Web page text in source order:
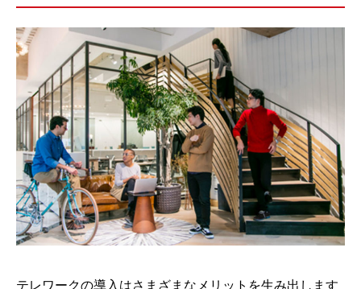
テレワークの導入はさまざまなメリットを生み出します